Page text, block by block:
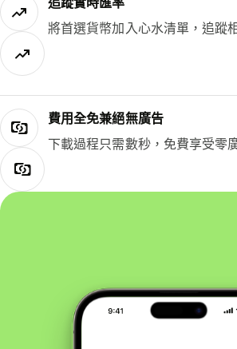
將首選貨幣加入心水清單，追蹤
費用全免兼絕無廣告
下載過程只需數秒，免費享受零